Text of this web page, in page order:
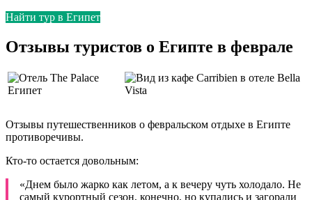
Найти тур в Египет
Отзывы туристов о Египте в феврале
Отзывы путешественников о февральском отдыхе в Египте
противоречивы.
Кто-то остается довольным:
«Днем было жарко как летом, а к вечеру чуть холодало. Не
самый курортный сезон, конечно, но купались и загорали